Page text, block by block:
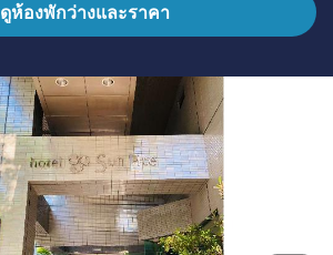
ดูห้องพักว่างและราคา